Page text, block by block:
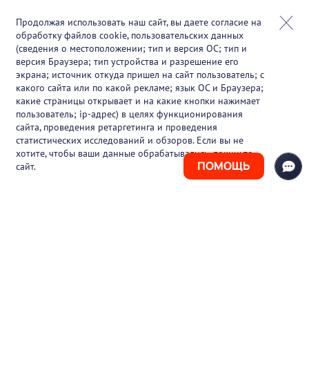
ПОМОЩЬ
Онлайн-события
Партнеры
О проекте
Вакансии
Блог
Контакты
Продолжая использовать наш сайт, вы даете согласие на
обработку файлов cookie, пользовательских данных
(сведения о местоположении; тип и версия ОС; тип и
версия Браузера; тип устройства и разрешение его
экрана; источник откуда пришел на сайт пользователь; с
какого сайта или по какой рекламе; язык ОС и Браузера;
какие страницы открывает и на какие кнопки нажимает
пользователь; ip-адрес) в целях функционирования
сайта, проведения ретаргетинга и проведения
статистических исследований и обзоров. Если вы не
хотите, чтобы ваши данные обрабатывались, покиньте
сайт.